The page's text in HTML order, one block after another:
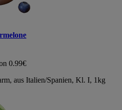
0.99€
aus Italien/Spanien, Kl. I, 1kg